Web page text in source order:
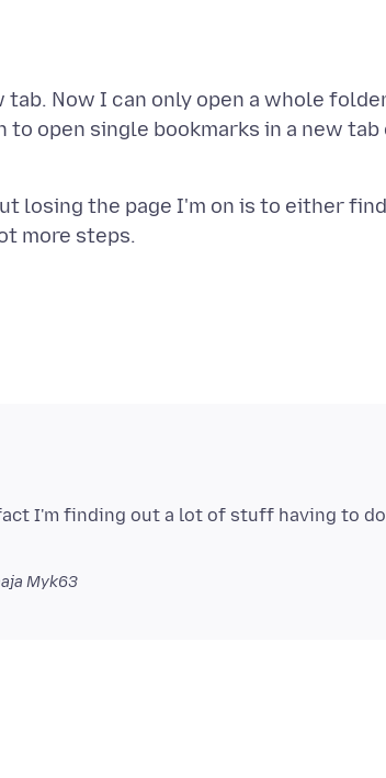
tab. Now I can only open a whole
to open single bookmarks in a new tab
losing the page I'm on is to either
more steps.
I'm finding out a lot of stuff having to do
Myk63